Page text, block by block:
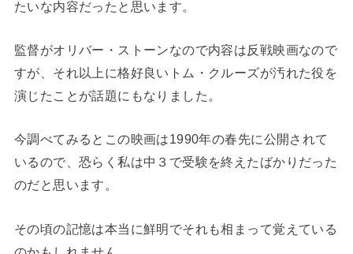
たいな内容だったと思います。
監督がオリバー・ストーンなので内容は反戦映画なので
すが、それ以上に格好良いトム・クルーズが汚れた役を
演じたことが話題にもなりました。
今調べてみるとこの映画は1990年の春先に公開されて
いるので、恐らく私は中３で受験を終えたばかりだった
のだと思います。
その頃の記憶は本当に鮮明でそれも相まって覚えている